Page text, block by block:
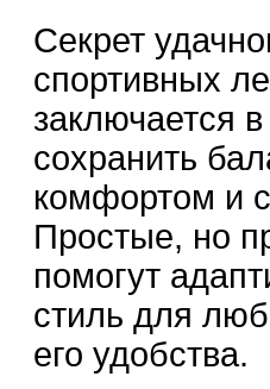
Секрет
спортивных
заключается
сохранить
комфортом и
Простые, но
помогут
стиль для
его удобства.